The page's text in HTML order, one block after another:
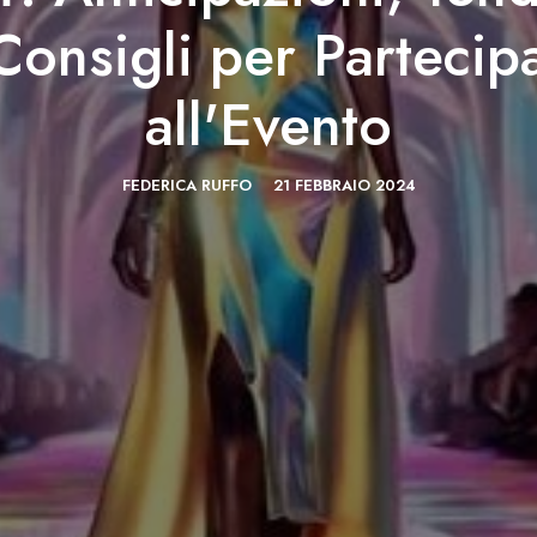
per
all'Evento
FEDERICA RUFFO 21 FEBBRAIO 2024